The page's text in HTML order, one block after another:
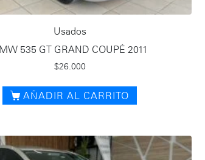
Usados
535 GT GRAND COUPÉ 2011
$26.000
AÑADIR AL CARRITO